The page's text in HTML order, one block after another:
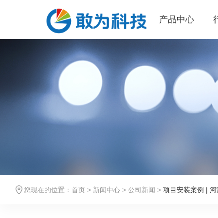
产品中心
您现在的位置： 首页> 新闻中心> 公司新闻 > 项目安装案例 |